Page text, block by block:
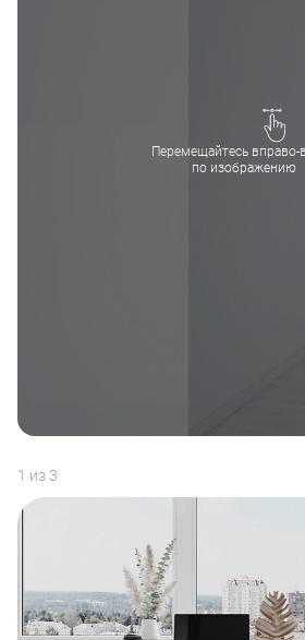
Перемещайтесь вправо-
по изображению
1 из 3